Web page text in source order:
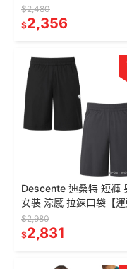
BLK0/SR221UHP44-
$2,480
$2,356
Descente 迪桑特 短褲
女裝 涼感 拉鍊口袋【
世界】SR213TKH41-
BLK0/CHC0
$2,980
$2,831